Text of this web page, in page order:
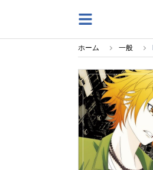
ホーム 一般